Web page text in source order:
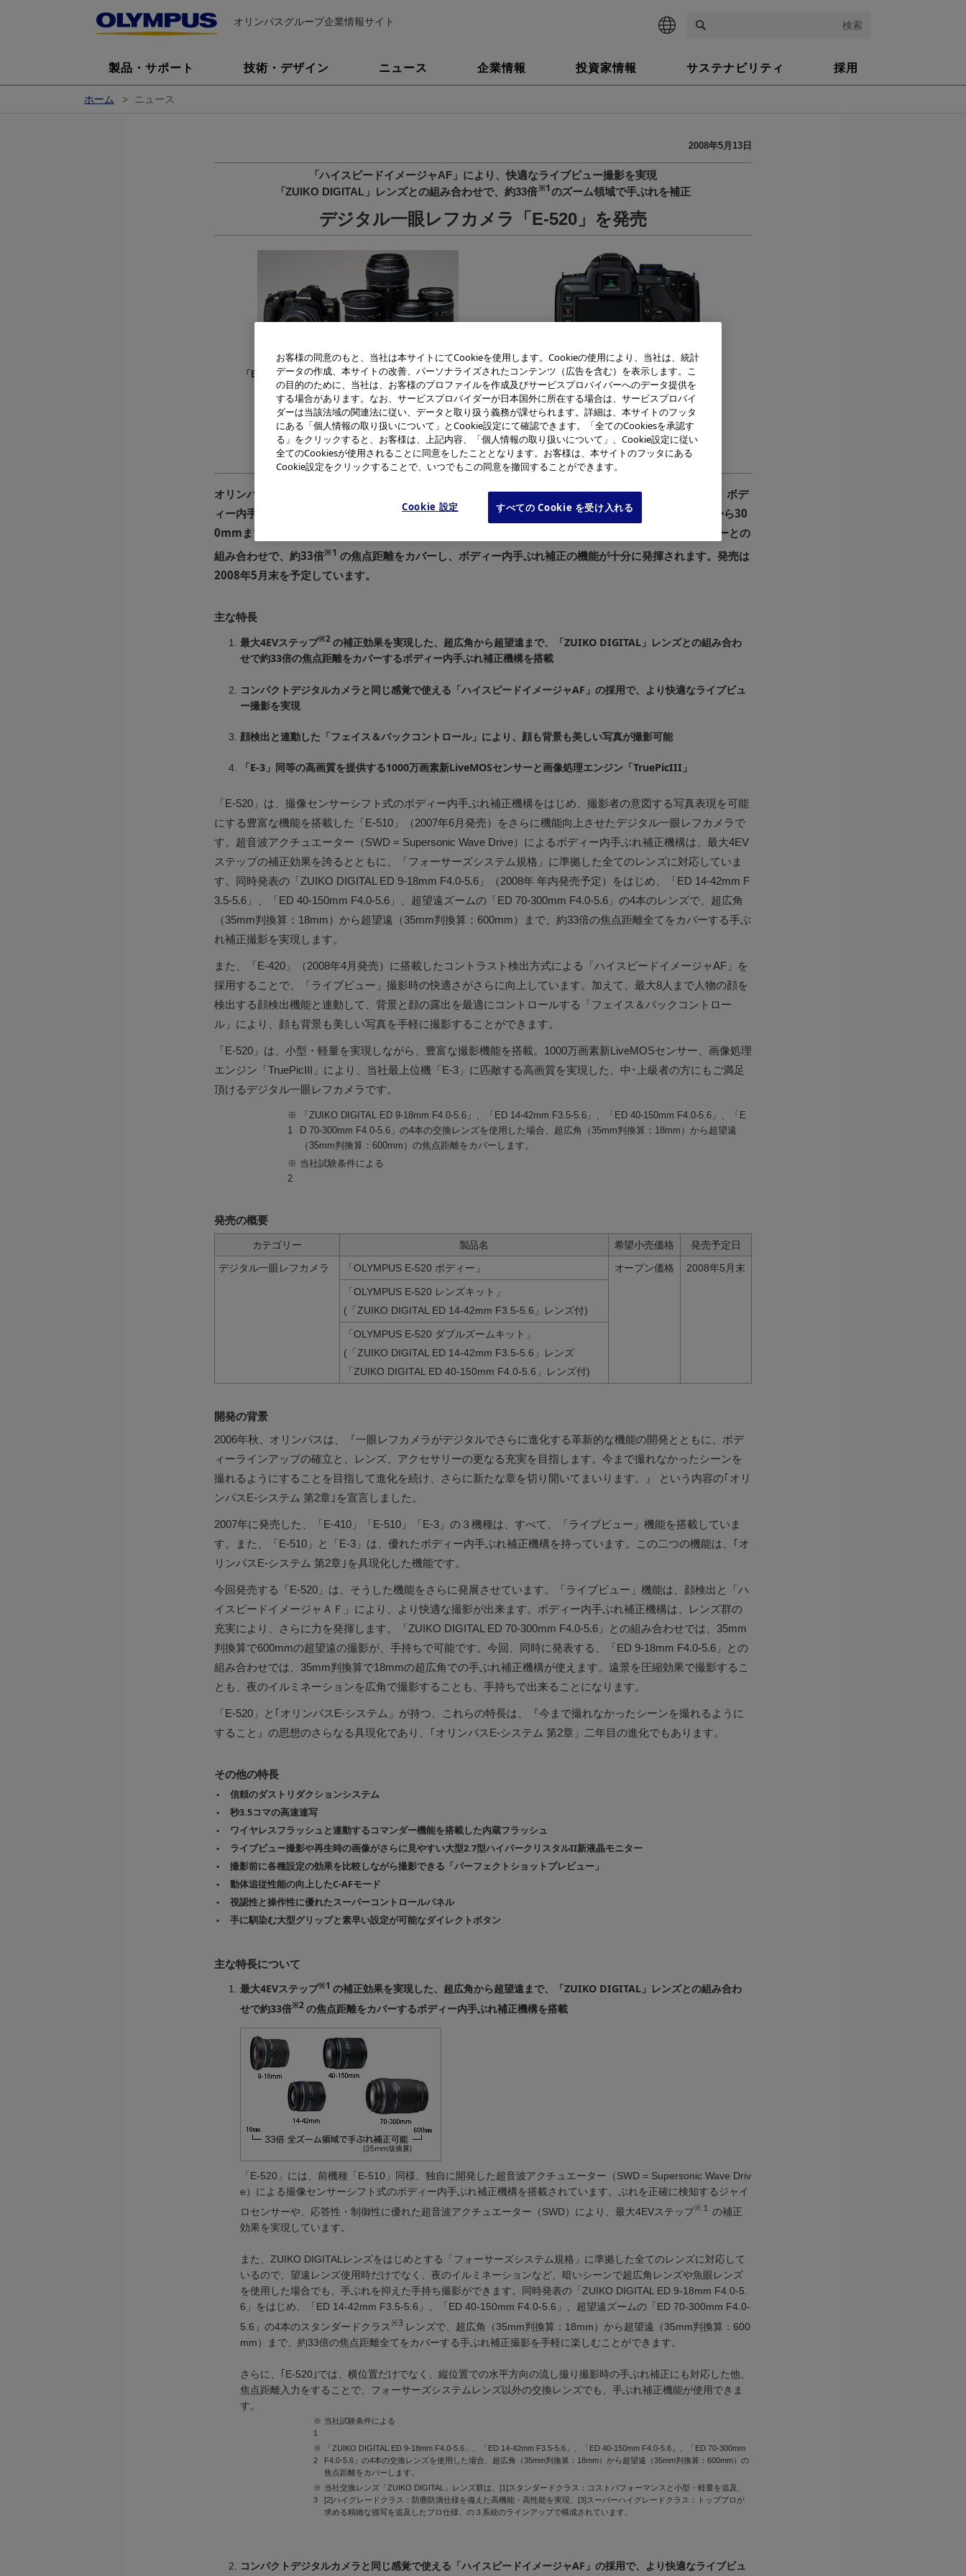
オリンパスグループ企業情報サイト 検索
製品・サポート 技術・デザイン ニュース 企業情報 投資家情報 サステナビリティ 採用
ホーム ニュース
2008年5月13日
「ハイスピードイメージャAF」により、快適なライブビュー撮影を実現
「ZUIKO DIGITAL」レンズとの組み合わせで、約33倍※1のズーム領域で手ぶれを補正
デジタル一眼レフカメラ「E-520」を発売
「E-520」＋「ZUIKO DIGITAL ED14-42mm F3.5-5.6」
交換レンズ群 左から
「ZUIKO DIGITAL ED 9-18mm F4.0-5.6」
「ED 70-300mm F4.0-5.6」、
「ED 14-42mm F3.5-5.6」、
「ED 40-150mm F4.0-5.6」
「E-520」（背面）
オリンパスイメージング株式会社(社長：大久保 雅治)は、「オリンパスE-システム」の新モデルとして、ボデ
ィー内手ぶれ補正機構を搭載したレンズ交換式デジタル一眼レフカメラ「E-520」を発売します。9mmから30
0mmまでの超広角から超望遠まで、4本の「ZUIKO DIGITAL」レンズ（スタンダードクラス）とボディーとの
組み合わせで、約33倍※1 の焦点距離をカバーし、ボディー内手ぶれ補正の機能が十分に発揮されます。発売は
2008年5月末を予定しています。
主な特長
最大4EVステップ※2 の補正効果を実現した、超広角から超望遠まで、「ZUIKO DIGITAL」レンズとの組み合わ
せで約33倍の焦点距離をカバーするボディー内手ぶれ補正機構を搭載
コンパクトデジタルカメラと同じ感覚で使える「ハイスピードイメージャAF」の採用で、より快適なライブビュ
ー撮影を実現
顔検出と連動した「フェイス＆バックコントロール」により、顔も背景も美しい写真が撮影可能
「E-3」同等の高画質を提供する1000万画素新LiveMOSセンサーと画像処理エンジン「TruePicIII」
「E-520」は、撮像センサーシフト式のボディー内手ぶれ補正機構をはじめ、撮影者の意図する写真表現を可能
にする豊富な機能を搭載した「E-510」（2007年6月発売）をさらに機能向上させたデジタル一眼レフカメラで
す。超音波アクチュエーター（SWD = Supersonic Wave Drive）によるボディー内手ぶれ補正機構は、最大4EV
ステップの補正効果を誇るとともに、「フォーサーズシステム規格」に準拠した全てのレンズに対応していま
す。同時発表の「ZUIKO DIGITAL ED 9-18mm F4.0-5.6」（2008年 年内発売予定）をはじめ、「ED 14-42mm F
3.5-5.6」、「ED 40-150mm F4.0-5.6」、超望遠ズームの「ED 70-300mm F4.0-5.6」の4本のレンズで、超広角
（35mm判換算：18mm）から超望遠（35mm判換算：600mm）まで、約33倍の焦点距離全てをカバーする手ぶ
れ補正撮影を実現します。
また、「E-420」（2008年4月発売）に搭載したコントラスト検出方式による「ハイスピードイメージャAF」を
採用することで、「ライブビュー」撮影時の快適さがさらに向上しています。加えて、最大8人まで人物の顔を
検出する顔検出機能と連動して、背景と顔の露出を最適にコントロールする「フェイス＆バックコントロー
ル」により、顔も背景も美しい写真を手軽に撮影することができます。
「E-520」は、小型・軽量を実現しながら、豊富な撮影機能を搭載。1000万画素新LiveMOSセンサー、画像処理
エンジン「TruePicIII」により、当社最上位機「E-3」に匹敵する高画質を実現した、中･上級者の方にもご満足
頂けるデジタル一眼レフカメラです。
※
1
「ZUIKO DIGITAL ED 9-18mm F4.0-5.6」、「ED 14-42mm F3.5-5.6」、「ED 40-150mm F4.0-5.6」、「E
D 70-300mm F4.0-5.6」の4本の交換レンズを使用した場合、超広角（35mm判換算：18mm）から超望遠
（35mm判換算：600mm）の焦点距離をカバーします。
※
2
当社試験条件による
発売の概要
カテゴリー 製品名 希望小売価格
発売予定日
デジタル一眼レフカメラ
「OLYMPUS E-520 ボディー」 オープン価格 2008年5月末
「OLYMPUS E-520 レンズキット」
(「ZUIKO DIGITAL ED 14-42mm F3.5-5.6」レンズ付)
「OLYMPUS E-520 ダブルズームキット」
(「ZUIKO DIGITAL ED 14-42mm F3.5-5.6」レンズ
「ZUIKO DIGITAL ED 40-150mm F4.0-5.6」レンズ付)
開発の背景
2006年秋、オリンパスは、『一眼レフカメラがデジタルでさらに進化する革新的な機能の開発とともに、ボデ
ィーラインアップの確立と、レンズ、アクセサリーの更なる充実を目指します。今まで撮れなかったシーンを
撮れるようにすることを目指して進化を続け、さらに新たな章を切り開いてまいります。』 という内容の｢オリ
ンパスE-システム 第2章｣を宣言しました。
2007年に発売した、「E-410」「E-510」「E-3」の３機種は、すべて、「ライブビュー」機能を搭載していま
す。また、「E-510」と「E-3」は、優れたボディー内手ぶれ補正機構を持っています。この二つの機能は、｢オ
リンパスE-システム 第2章｣を具現化した機能です。
今回発売する「E-520」は、そうした機能をさらに発展させています。「ライブビュー」機能は、顔検出と「ハ
イスピードイメージャＡＦ」により、より快適な撮影が出来ます。ボディー内手ぶれ補正機構は、レンズ群の
充実により、さらに力を発揮します。「ZUIKO DIGITAL ED 70-300mm F4.0-5.6」との組み合わせでは、35mm
判換算で600mmの超望遠の撮影が、手持ちで可能です。今回、同時に発表する、「ED 9-18mm F4.0-5.6」との
組み合わせでは、35mm判換算で18mmの超広角での手ぶれ補正機構が使えます。遠景を圧縮効果で撮影するこ
とも、夜のイルミネーションを広角で撮影することも、手持ちで出来ることになります。
「E-520」と｢オリンパスE-システム」が持つ、これらの特長は、『今まで撮れなかったシーンを撮れるように
すること』の思想のさらなる具現化であり、｢オリンパスE-システム 第2章」二年目の進化でもあります。
その他の特長
信頼のダストリダクションシステム
秒3.5コマの高速連写
ワイヤレスフラッシュと連動するコマンダー機能を搭載した内蔵フラッシュ
ライブビュー撮影や再生時の画像がさらに見やすい大型2.7型ハイパークリスタルII新液晶モニター
撮影前に各種設定の効果を比較しながら撮影できる「パーフェクトショットプレビュー」
動体追従性能の向上したC-AFモード
視認性と操作性に優れたスーパーコントロールパネル
手に馴染む大型グリップと素早い設定が可能なダイレクトボタン
主な特長について
最大4EVステップ※1 の補正効果を実現した、超広角から超望遠まで、「ZUIKO DIGITAL」レンズとの組み合わ
せで約33倍※2 の焦点距離をカバーするボディー内手ぶれ補正機構を搭載
「E-520」には、前機種「E-510」同様、独自に開発した超音波アクチュエーター（SWD = Supersonic Wave Driv
e）による撮像センサーシフト式のボディー内手ぶれ補正機構を搭載されています。ぶれを正確に検知するジャイ
ロセンサーや、応答性・制御性に優れた超音波アクチュエーター（SWD）により、最大4EVステップ※１ の補正
効果を実現しています。
また、ZUIKO DIGITALレンズをはじめとする「フォーサーズシステム規格」に準拠した全てのレンズに対応して
いるので、望遠レンズ使用時だけでなく、夜のイルミネーションなど、暗いシーンで超広角レンズや魚眼レンズ
を使用した場合でも、手ぶれを抑えた手持ち撮影ができます。同時発表の「ZUIKO DIGITAL ED 9-18mm F4.0-5.
6」をはじめ、「ED 14-42mm F3.5-5.6」、「ED 40-150mm F4.0-5.6」、超望遠ズームの「ED 70-300mm F4.0-
5.6」の4本のスタンダードクラス※3 レンズで、超広角（35mm判換算：18mm）から超望遠（35mm判換算：600
mm）まで、約33倍の焦点距離全てをカバーする手ぶれ補正撮影を手軽に楽しむことができます。
さらに、｢E-520｣では、横位置だけでなく、縦位置での水平方向の流し撮り撮影時の手ぶれ補正にも対応した他、
焦点距離入力をすることで、フォーサーズシステムレンズ以外の交換レンズでも、手ぶれ補正機能が使用できま
す。
※
1
当社試験条件による
※
2
「ZUIKO DIGITAL ED 9-18mm F4.0-5.6」、「ED 14-42mm F3.5-5.6」、「ED 40-150mm F4.0-5.6」、「ED 70-300mm
F4.0-5.6」の4本の交換レンズを使用した場合、超広角（35mm判換算：18mm）から超望遠（35mm判換算：600mm）の
焦点距離をカバーします。
※
3
当社交換レンズ「ZUIKO DIGITAL」レンズ群は、[1]スタンダードクラス：コストパフォーマンスと小型・軽量を追及、
[2]ハイグレードクラス：防塵防滴仕様を備えた高機能・高性能を実現、[3]スーパーハイグレードクラス：トッププロが
求める精緻な描写を追及したプロ仕様、の３系統のラインアップで構成されています。
コンパクトデジタルカメラと同じ感覚で使える「ハイスピードイメージャAF」の採用で、より快適なライブビュ
お客様の同意のもと、当社は本サイトにてCookieを使用します。Cookieの使用により、当社は、統計
データの作成、本サイトの改善、パーソナライズされたコンテンツ（広告を含む）を表示します。こ
の目的のために、当社は、お客様のプロファイルを作成及びサービスプロバイバーへのデータ提供を
する場合があります。なお、サービスプロバイダーが日本国外に所在する場合は、サービスプロバイ
ダーは当該法域の関連法に従い、データと取り扱う義務が課せられます。詳細は、本サイトのフッタ
にある「個人情報の取り扱いについて」とCookie設定にて確認できます。「全てのCookiesを承認す
る」をクリックすると、お客様は、上記内容、「個人情報の取り扱いについて」、Cookie設定に従い
全てのCookiesが使用されることに同意をしたこととなります。お客様は、本サイトのフッタにある
Cookie設定をクリックすることで、いつでもこの同意を撤回することができます。
Cookie 設定 すべての Cookie を受け入れる